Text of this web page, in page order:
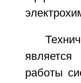
работы